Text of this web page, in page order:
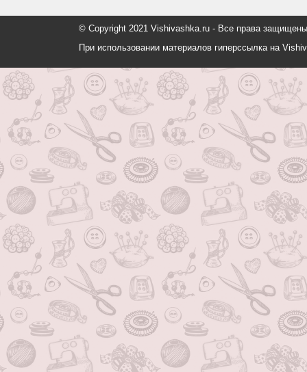
© Copyright 2021 Vishivashka.ru - Все права
При использовании материалов гиперссылка на